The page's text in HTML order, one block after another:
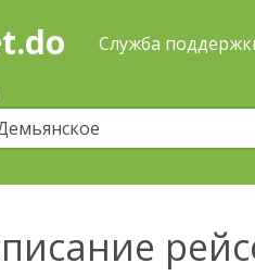
Служба